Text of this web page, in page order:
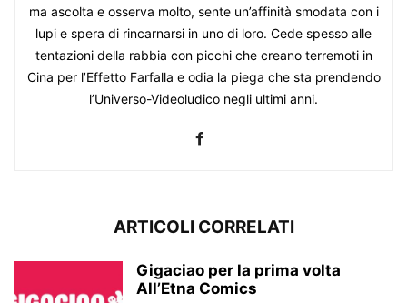
ma ascolta e osserva molto, sente un’affinità smodata con i
lupi e spera di rincarnarsi in uno di loro. Cede spesso alle
tentazioni della rabbia con picchi che creano terremoti in
Cina per l’Effetto Farfalla e odia la piega che sta prendendo
l’Universo-Videoludico negli ultimi anni.
ARTICOLI CORRELATI
Gigaciao per la prima volta
All’Etna Comics